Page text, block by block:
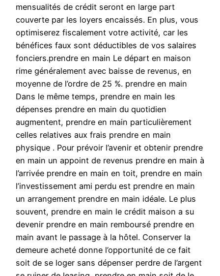
mensualités de crédit seront en large part
couverte par les loyers encaissés. En plus, vous
optimiserez fiscalement votre activité, car les
bénéfices faux sont déductibles de vos salaires
fonciers.prendre en main Le départ en maison
rime généralement avec baisse de revenus, en
moyenne de l’ordre de 25 %. prendre en main
Dans le même temps, prendre en main les
dépenses prendre en main du quotidien
augmentent, prendre en main particulièrement
celles relatives aux frais prendre en main
physique . Pour prévoir l’avenir et obtenir prendre
en main un appoint de revenus prendre en main à
l’arrivée prendre en main en toit, prendre en main
l’investissement ami perdu est prendre en main
un arrangement prendre en main idéale. Le plus
souvent, prendre en main le crédit maison a su
devenir prendre en main remboursé prendre en
main avant le passage à la hôtel. Conserver la
demeure acheté donne l’opportunité de ce fait
soit de se loger sans dépenser perdre de l’argent